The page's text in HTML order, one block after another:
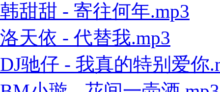
韩甜甜 - 寄往何年.mp3
洛天依 - 代替我.mp3
DJ驰仔 - 我真的特别爱你